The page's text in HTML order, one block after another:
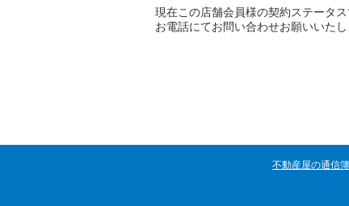
現在この店舗会員様の契約ステータ
お電話にてお問い合わせお願いいたし
不動産屋の通信